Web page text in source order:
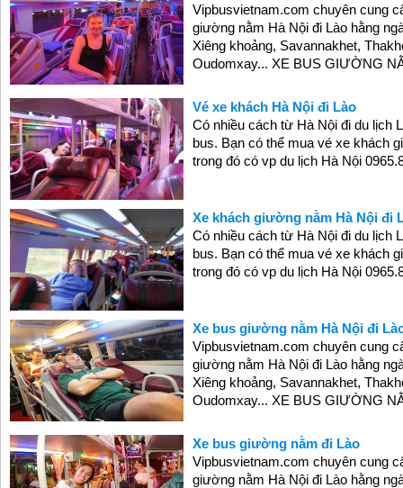
Vipbusvietnam.com chuyên cung
giường nằm Hà Nội đi Lào hằng
Xiêng khoảng, Savannakhet,
Oudomxay... XE BUS GIƯỜNG
Vé xe khách Hà Nội đi Lào
Có nhiều cách từ Hà Nội đi du lịch
bus. Bạn có thể mua vé xe khách
trong đó có vp du lịch Hà Nội
Xe khách giường nằm Hà Nội đi
Có nhiều cách từ Hà Nội đi du lịch
bus. Bạn có thể mua vé xe khách
trong đó có vp du lịch Hà Nội
Xe bus giường nằm Hà Nội đi
Vipbusvietnam.com chuyên cung
giường nằm Hà Nội đi Lào hằng
Xiêng khoảng, Savannakhet,
Oudomxay... XE BUS GIƯỜNG
Xe bus giường nằm đi Lào
Vipbusvietnam.com chuyên cung
giường nằm Hà Nội đi Lào hằng